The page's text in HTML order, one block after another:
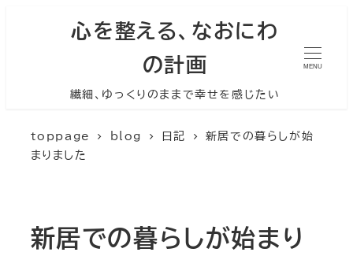
心を整える、なおにわ
の計画
繊細、ゆっくりのままで幸せを感じたい
MENU
toppage blog 日記
新居での暮らしが始
まりました
新居での暮らしが始まり